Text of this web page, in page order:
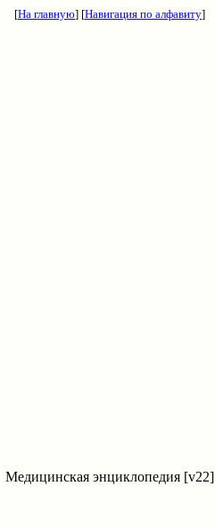
[На главную] [Навигация по алфавиту]
Медицинская энциклопедия [v22]